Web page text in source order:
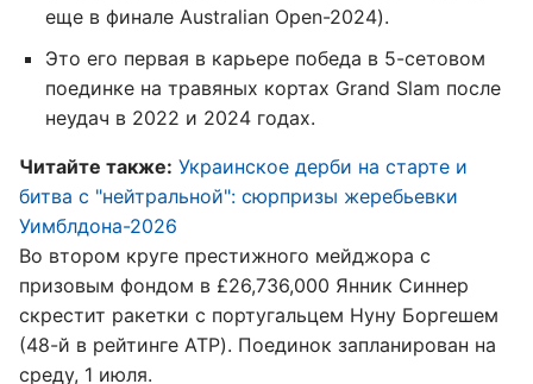
еще в финале Australian Open-2024).
Это его первая в карьере победа в 5-сетовом
поединке на травяных кортах Grand Slam после
неудач в 2022 и 2024 годах.
Читайте также: Украинское дерби на старте и
битва с "нейтральной": сюрпризы жеребьевки
Уимблдона-2026
Во втором круге престижного мейджора с
призовым фондом в £26,736,000 Янник Синнер
скрестит ракетки с португальцем Нуну Боргешем
(48-й в рейтинге ATP). Поединок запланирован на
среду, 1 июля.